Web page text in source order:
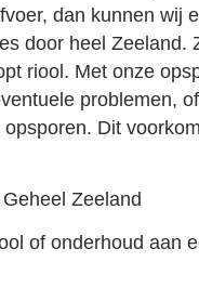
dan kunnen wij
door heel Zeeland.
riool. Met onze
problemen,
Dit
Geheel Zeeland
of onderhoud aan